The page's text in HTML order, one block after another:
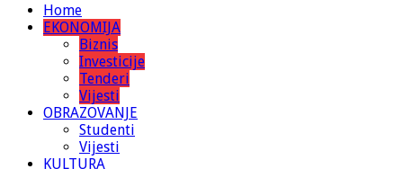
Home
EKONOMIJA
Biznis
Investicije
Tenderi
Vijesti
OBRAZOVANJE
Studenti
Vijesti
KULTURA